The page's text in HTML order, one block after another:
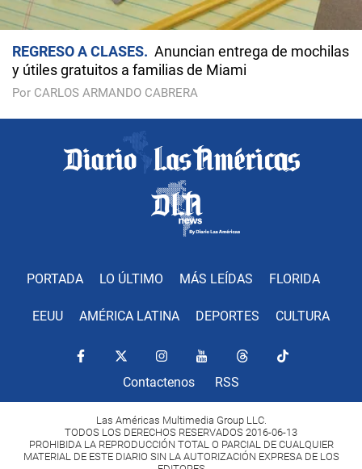
REGRESO A CLASES
Anuncian entrega de mochilas
y útiles gratuitos a familias de Miami
Por CARLOS ARMANDO CABRERA
PORTADA LO ÚLTIMO MÁS LEÍDAS FLORIDA
EEUU AMÉRICA LATINA DEPORTES CULTURA
Contactenos RSS
Las Américas Multimedia Group LLC.
TODOS LOS DERECHOS RESERVADOS 2016-06-13
PROHIBIDA LA REPRODUCCIÓN TOTAL O PARCIAL DE CUALQUIER
MATERIAL DE ESTE DIARIO SIN LA AUTORIZACIÓN EXPRESA DE LOS